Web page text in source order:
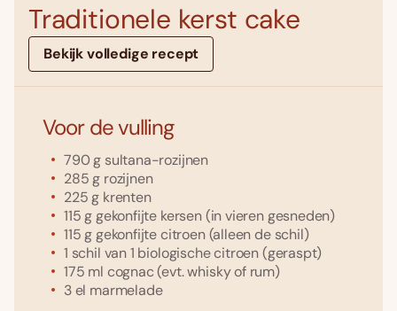
Traditionele kerst cake
Bekijk volledige recept
Voor de vulling
790g sultana-rozijnen
285g rozijnen
225g krenten
115ggekonfijte kersen(in vieren gesneden)
115ggekonfijte citroen(alleen de schil)
1 schil van 1 biologische citroen(geraspt)
175 ml cognac(evt. whisky of rum)
3el marmelade